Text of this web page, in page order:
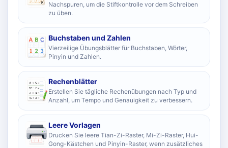
Nachspuren, um die Stiftkontrolle vor dem Schreiben
zu üben.
Buchstaben und Zahlen
Vierzeilige Übungsblätter für Buchstaben, Wörter,
Pinyin und Zahlen.
Rechenblätter
Erstellen Sie tägliche Rechenübungen nach Typ und
Anzahl, um Tempo und Genauigkeit zu verbessern.
Leere Vorlagen
Drucken Sie leere Tian-Zi-Raster, Mi-Zi-Raster, Hui-
Gong-Kästchen und Pinyin-Raster, wenn zusätzliches